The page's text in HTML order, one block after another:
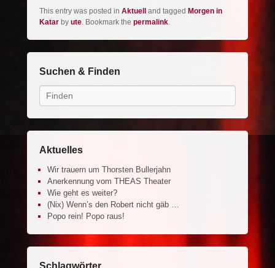
This entry was posted in Aktuell and tagged Morgen in
Katar by ute . Bookmark the permalink
Suchen & Finden
Search
Aktuelles
Wir trauern um Thorsten Bullerjahn
Anerkennung vom THEAS Theater
Wie geht es weiter?
(Nix) Wenn’s den Robert nicht gäb …
Popo rein! Popo raus!
Schlagwörter